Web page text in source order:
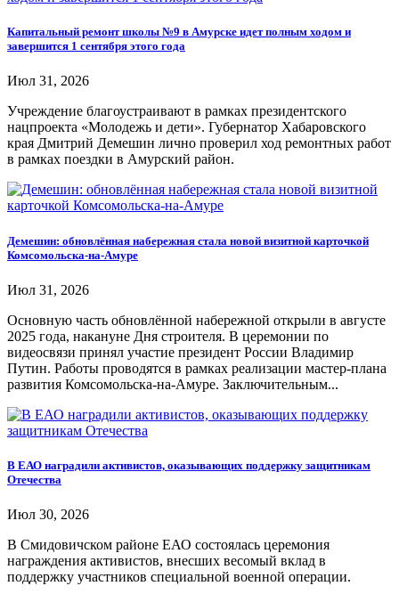
Капитальный ремонт школы №9 в Амурске идет полным ходом и
завершится 1 сентября этого года
Июл 31, 2026
Учреждение благоустраивают в рамках президентского
нацпроекта «Молодежь и дети». Губернатор Хабаровского
края Дмитрий Демешин лично проверил ход ремонтных работ
в рамках поездки в Амурский район.
Демешин: обновлённая набережная стала новой визитной карточкой
Комсомольска-на-Амуре
Июл 31, 2026
Основную часть обновлённой набережной открыли в августе
2025 года, накануне Дня строителя. В церемонии по
видеосвязи принял участие президент России Владимир
Путин. Работы проводятся в рамках реализации мастер-плана
развития Комсомольска-на-Амуре. Заключительным...
В ЕАО наградили активистов, оказывающих поддержку защитникам
Отечества
Июл 30, 2026
В Смидовичском районе ЕАО состоялась церемония
награждения активистов, внесших весомый вклад в
поддержку участников специальной военной операции.